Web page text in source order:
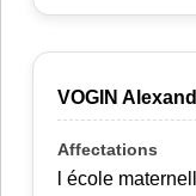
VOGIN
l école